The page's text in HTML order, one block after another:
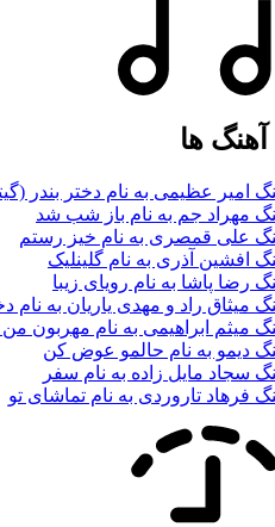
ها
امیر عظیمی به نام دختر بندر
مهراد جم به نام باز شب شد
علی قمصری به نام خیز رستم
افشین آذری به نام گلینلیک
رضا پاشا به نام رویای زیبا
میثاق راد و مهدی یاریان به
میثم ابراهیمی به نام مهربون
دیمو به نام حالمو عوض کن
سجاد مایل زاده به نام سفر
فرهاد تاروردی به نام تماشای تو